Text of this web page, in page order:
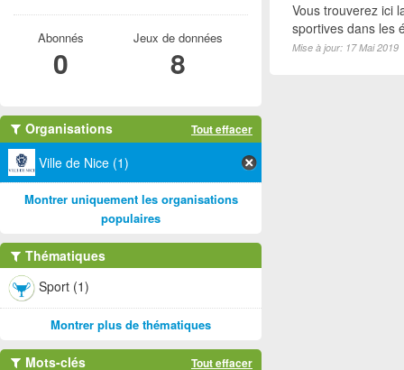
Vous trouverez ici
sportives dans les
Mise à jour: 17 Mai 2019
Abonnés
0
Jeux de données
8
Organisations Tout effacer
Ville de Nice (1)
Montrer uniquement les organisations
populaires
Thématiques
Sport (1)
Montrer plus de thématiques
Mots-clés Tout effacer